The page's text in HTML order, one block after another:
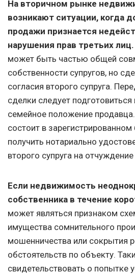
На вторичном рынке
возникают ситуации, когда
продажи признается
нарушения прав третьих лиц.
может быть частью общей
собственности супругов, но
согласия второго супруга.
сделки следует подготовиться
семейное положение
состоит в
получить нотариально
второго супруга на
Если недвижимость
собственника в течение
может являться признаком
имущества сомнительного
мошенничества или сокрытия
обстоятельств по объекту.
свидетельствовать о попытке